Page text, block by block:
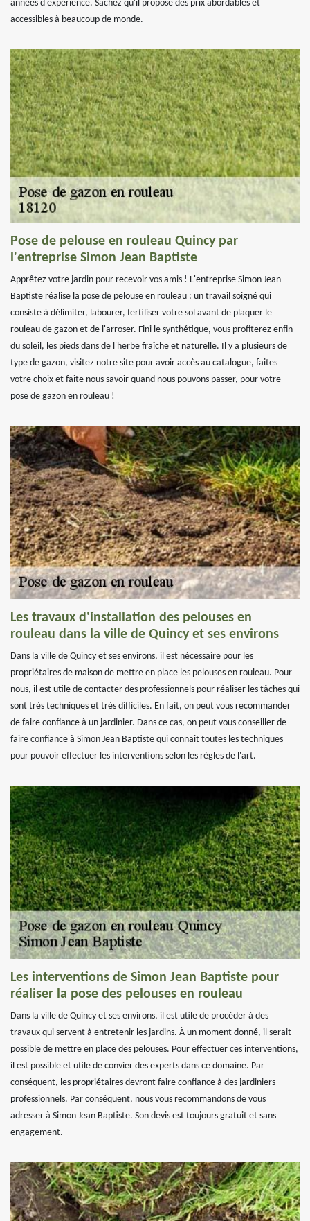
années d'expérience. Sachez qu'il propose des prix abordables et
accessibles à beaucoup de monde.
Pose de pelouse en rouleau Quincy par
l'entreprise Simon Jean Baptiste
Apprêtez votre jardin pour recevoir vos amis ! L'entreprise Simon Jean
Baptiste réalise la pose de pelouse en rouleau : un travail soigné qui
consiste à délimiter, labourer, fertiliser votre sol avant de plaquer le
rouleau de gazon et de l'arroser. Fini le synthétique, vous profiterez enfin
du soleil, les pieds dans de l'herbe fraîche et naturelle. Il y a plusieurs de
type de gazon, visitez notre site pour avoir accès au catalogue, faites
votre choix et faite nous savoir quand nous pouvons passer, pour votre
pose de gazon en rouleau !
Les travaux d'installation des pelouses en
rouleau dans la ville de Quincy et ses environs
Dans la ville de Quincy et ses environs, il est nécessaire pour les
propriétaires de maison de mettre en place les pelouses en rouleau. Pour
nous, il est utile de contacter des professionnels pour réaliser les tâches qui
sont très techniques et très difficiles. En fait, on peut vous recommander
de faire confiance à un jardinier. Dans ce cas, on peut vous conseiller de
faire confiance à Simon Jean Baptiste qui connait toutes les techniques
pour pouvoir effectuer les interventions selon les règles de l'art.
Les interventions de Simon Jean Baptiste pour
réaliser la pose des pelouses en rouleau
Dans la ville de Quincy et ses environs, il est utile de procéder à des
travaux qui servent à entretenir les jardins. À un moment donné, il serait
possible de mettre en place des pelouses. Pour effectuer ces interventions,
il est possible et utile de convier des experts dans ce domaine. Par
conséquent, les propriétaires devront faire confiance à des jardiniers
professionnels. Par conséquent, nous vous recommandons de vous
adresser à Simon Jean Baptiste. Son devis est toujours gratuit et sans
engagement.